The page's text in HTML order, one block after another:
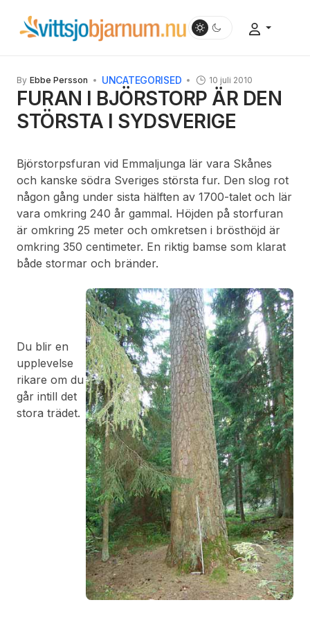
By Ebbe Persson UNCATEGORISED 10 juli 2010
FURAN I BJÖRSTORP ÄR DEN
STÖRSTA I SYDSVERIGE
Björstorpsfuran vid Emmaljunga lär vara Skånes
och kanske södra Sveriges största fur. Den slog rot
någon gång under sista hälften av 1700-talet och lär
vara omkring 240 år gammal. Höjden på storfuran
är omkring 25 meter och omkretsen i brösthöjd är
omkring 350 centimeter. En riktig bamse som klarat
både stormar och bränder.
Du blir en
upplevelse
rikare om du
går intill det
stora trädet.